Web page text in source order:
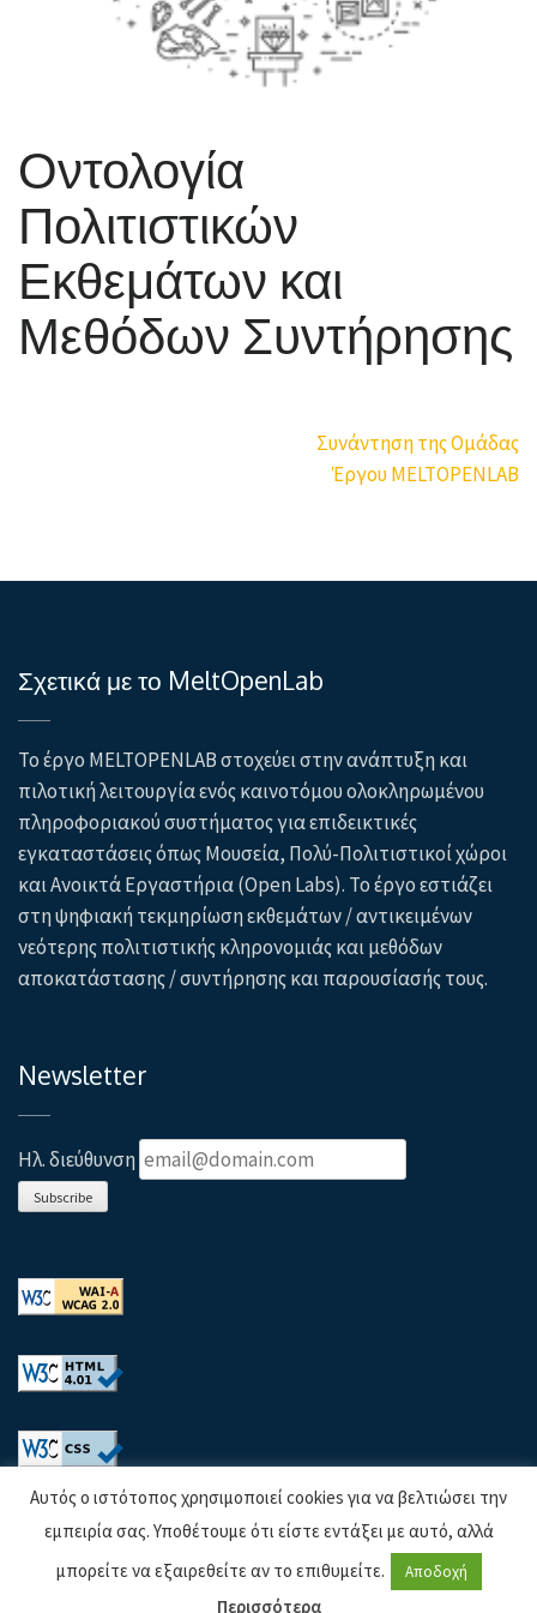
Οντολογία
Πολιτιστικών
Εκθεμάτων και
Μεθόδων Συντήρησης
Συνάντηση της Ομάδας
Έργου MELTOPENLAB
Σχετικά με το MeltOpenLab
Το έργο MELTOPENLAB στοχεύει στην ανάπτυξη και
πιλοτική λειτουργία ενός καινοτόμου ολοκληρωμένου
πληροφοριακού συστήματος για επιδεικτικές
εγκαταστάσεις όπως Μουσεία, Πολύ-Πολιτιστικοί χώροι
και Ανοικτά Εργαστήρια (Open Labs). Το έργο εστιάζει
στη ψηφιακή τεκμηρίωση εκθεμάτων / αντικειμένων
νεότερης πολιτιστικής κληρονομιάς και μεθόδων
αποκατάστασης / συντήρησης και παρουσίασής τους.
Newsletter
Ηλ. διεύθυνση
Subscribe
© Copyright 2022 MeltOpenLab |
Όροι χρήσης –
Αυτός ο ιστότοπος χρησιμοποιεί cookies για να βελτιώσει την
εμπειρία σας. Υποθέτουμε ότι είστε εντάξει με αυτό, αλλά
μπορείτε να εξαιρεθείτε αν το επιθυμείτε.
Αποδοχή
Περισσότερα